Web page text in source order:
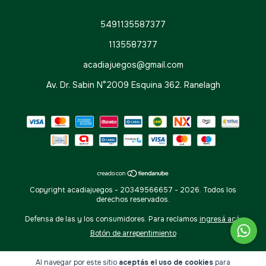
Al navegar por este sitio aceptás el uso de cookies para
5491135587377
1135587377
acadiajuegos@gmail.com
Av. Dr. Sabin N°2009 Esquina 362. Ranelagh
Copyright acadiajuegos - 20349566657 - 2026. Todos los
derechos reservados.
Defensa de las y los consumidores. Para reclamos ingresá acá.
Botón de arrepentimiento